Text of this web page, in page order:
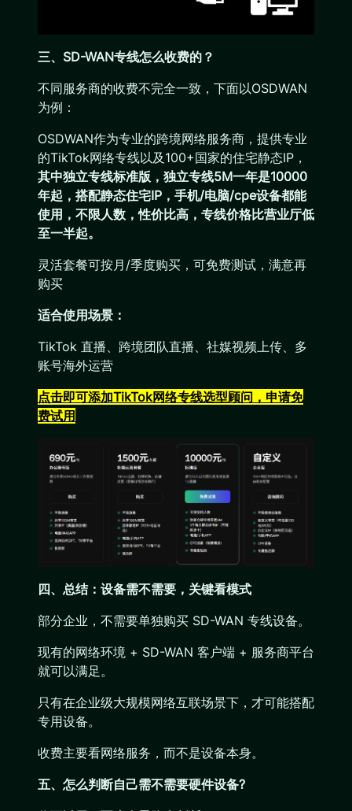
三、SD-WAN专线怎么收费的？
不同服务商的收费不完全一致，下面以OSDWAN
为例：
OSDWAN作为专业的跨境网络服务商，提供专业
的TikTok网络专线以及100+国家的住宅静态IP，
其中独立专线标准版，独立专线5M一年是10000
年起，搭配静态住宅IP，手机/电脑/cpe设备都能
使用，不限人数，性价比高，专线价格比营业厅低
至一半起。
灵活套餐可按月/季度购买，可免费测试，满意再
购买
适合使用场景：
TikTok 直播、跨境团队直播、社媒视频上传、多
账号海外运营
点击即可添加TikTok网络专线选型顾问，申请免
费试用
四、总结：设备需不需要，关键看模式
部分企业，不需要单独购买 SD-WAN 专线设备。
现有的网络环境 + SD-WAN 客户端 + 服务商平台
就可以满足。
只有在企业级大规模网络互联场景下，才可能搭配
专用设备。
收费主要看网络服务，而不是设备本身。
五、怎么判断自己需不需要硬件设备?